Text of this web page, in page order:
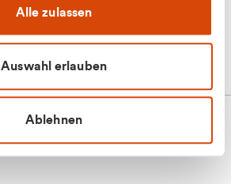
Alle zulassen
Auswahl erlauben
Ablehnen